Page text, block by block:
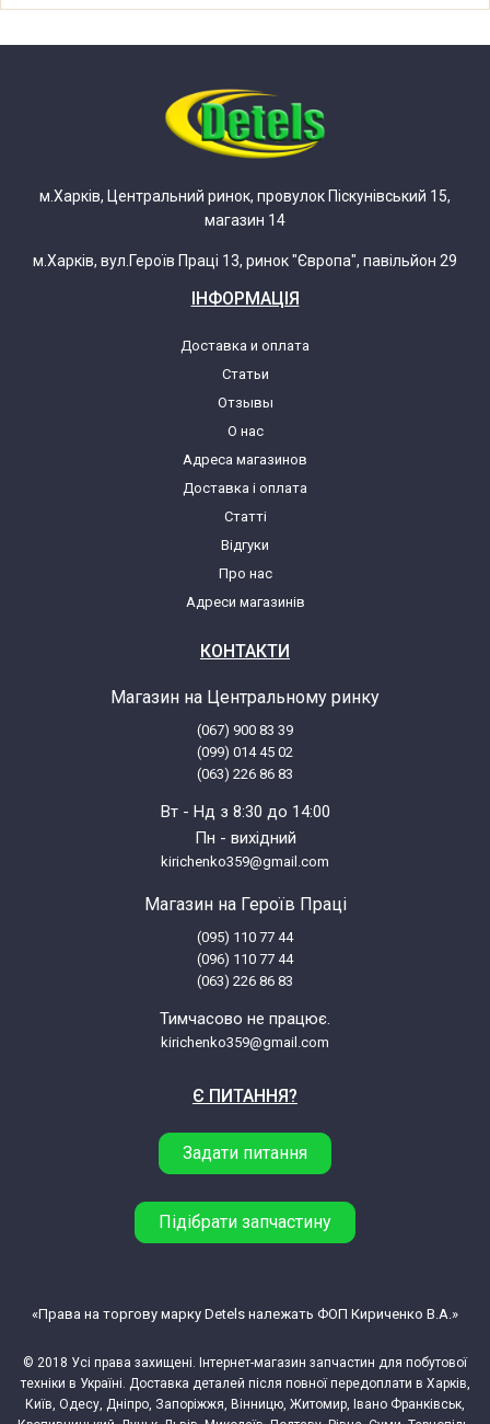
Ariston AQ105F29DIT
Ariston AQ105F29DIT 80827940000
Ariston AQ105F29DIT 80827940095
Ariston AQ113F497EUK
Ariston AQ113F497EUK 80749130200
Ariston AQ113F497EUK 80749130300
Ariston AQ113F497EUK 80749130301
Ariston AQ113F497EUK 80749130302
Ariston AQ113F497EUK 80749130395
Ariston AQ113F497EUK 80749130397
Ariston AQ113L297EUK
Ariston AQ113L297EUK 80766790000
Ariston AQ113L297EUK 80766790100
Ariston AQ113L297EUK 80766790201
Ariston AQ114F49DEUK 80827990001
Ariston AQ114F49DEUK 80827990095
Ariston AQ70F05CIS
м.Харків, Центральний ринок, провулок Піскунівський 15,
магазин 14
м.Харків, вул.Героїв Праці 13, ринок "Європа", павільйон 29
ІНФОРМАЦІЯ
Доставка и оплата
Статьи
Отзывы
О нас
Адреса магазинов
Доставка і оплата
Статті
Відгуки
Про нас
Адреси магазинів
КОНТАКТИ
Магазин на Центральному ринку
(067) 900 83 39
(099) 014 45 02
(063) 226 86 83
Вт - Нд з 8:30 до 14:00
Пн - вихідний
kirichenko359@gmail.com
Магазин на Героїв Праці
(095) 110 77 44
(096) 110 77 44
(063) 226 86 83
Тимчасово не працює.
kirichenko359@gmail.com
Є ПИТАННЯ?
Задати питання
Підібрати запчастину
© 2018 Усі права захищені. Інтернет-магазин запчастин для побутової
техніки в Україні. Доставка деталей після повної передоплати в Харків,
Київ, Одесу, Дніпро, Запоріжжя, Вінницю, Житомир, Івано Франківськ,
«Права на торгову марку Detels належать ФОП Кириченко В.А.»